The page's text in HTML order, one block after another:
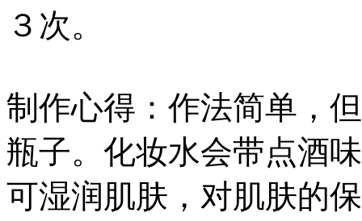
３次。
制作心得：作法简单，
瓶子。化妆水会带点酒
可湿润肌肤，对肌肤的